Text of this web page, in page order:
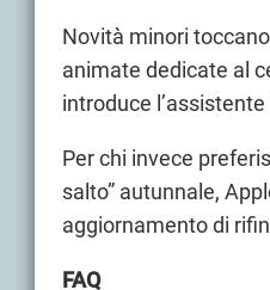
Novità minori
animate dedicate al
introduce
Per chi invece
salto” autunnale,
aggiornamento di
FAQ